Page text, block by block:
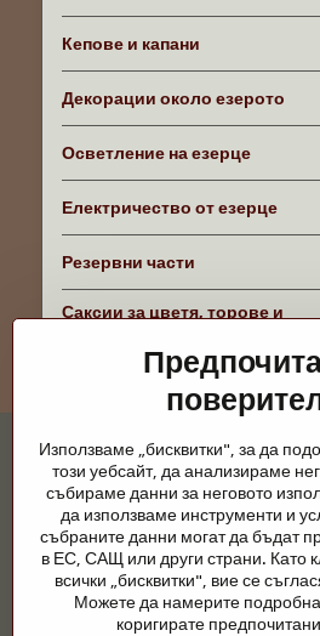
Кепове и капани
Декорации около езерото
Осветление на езерце
Електричество от езерце
Резервни части
Саксии за цветя, торове и
Градински езера и
Градинските езера са красиво
поддръжка са ключови за чиста
Използваме „бисквитки", за да
този уебсайт, да анализираме
събираме данни за неговото
да използваме инструменти и
събраните данни могат да бъдат
в ЕС, САЩ или други страни. Като
всички „бисквитки", вие се
Можете да намерите
коригирате